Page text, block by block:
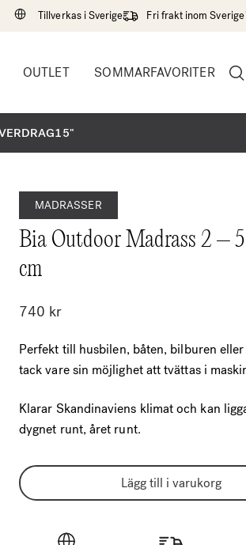
Tillverkas i Sverige Fri frakt inom Sverige
OUTLET SOMMARFAVORITER
MADRASSER
Bia Outdoor Madrass 2 –
cm
740 kr
Perfekt till husbilen, båten, bilburen
tack vare sin möjlighet att tvättas i
Klarar Skandinaviens klimat och kan
dygnet runt, året runt.
Lägg till i varukorg